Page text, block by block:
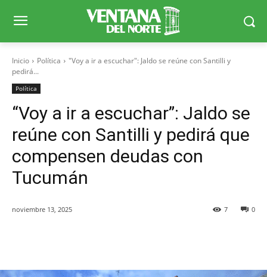
Inicio Política
"Voy a ir a escuchar": Jaldo se reúne con Santilli y
pedirá...
Política
“Voy a ir a escuchar”: Jaldo se
reúne con Santilli y pedirá que
compensen deudas con
Tucumán
noviembre 13, 2025 0
7